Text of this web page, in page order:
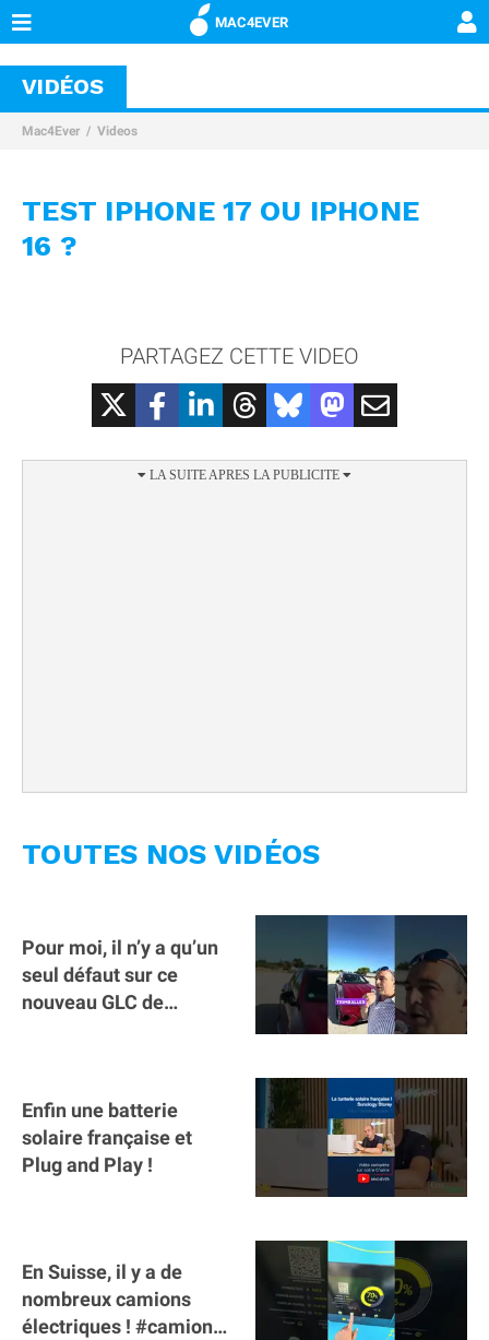
MAC4EVER
VIDÉOS
Mac4Ever Videos
TEST IPHONE 17 OU IPHONE
16 ?
PARTAGEZ CETTE VIDEO
TOUTES NOS VIDÉOS
Pour moi, il n’y a qu’un
seul défaut sur ce
nouveau GLC de
Enfin une batterie
solaire française et
Plug and Play !
En Suisse, il y a de
nombreux camions
électriques ! #camion